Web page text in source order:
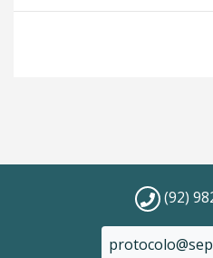
(92)